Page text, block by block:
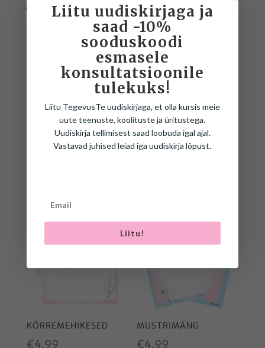
liikumisharjumuste väljakujunemist
Lisavahendeid harjutuskava läbiviimiseks
KÕRREMEHIKESED
€4.99
MUSTRIMÄNG
€4.99
Liitu uudiskirjaga ja
saad -10%
sooduskoodi
esmasele
konsultatsioonile
tulekuks!
Liitu TegevusTe uudiskirjaga, et olla kursis meie
uute teenuste, koolituste ja üritustega.
Uudiskirja tellimisest saad loobuda igal ajal.
Vastavad juhised leiad iga uudiskirja lõpust.
Liitu!